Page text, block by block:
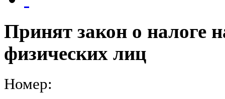
Принят закон о налоге
физических лиц
Номер: